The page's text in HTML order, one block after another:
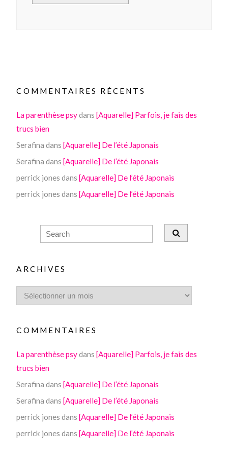
COMMENTAIRES RÉCENTS
La parenthèse psydans[Aquarelle] Parfois, je fais des
trucs bien
Serafina dans[Aquarelle] De l’été Japonais
Serafina dans[Aquarelle] De l’été Japonais
perrick jones dans[Aquarelle] De l’été Japonais
perrick jones dans[Aquarelle] De l’été Japonais
ARCHIVES
COMMENTAIRES
La parenthèse psydans[Aquarelle] Parfois, je fais des
trucs bien
Serafina dans[Aquarelle] De l’été Japonais
Serafina dans[Aquarelle] De l’été Japonais
perrick jones dans[Aquarelle] De l’été Japonais
perrick jones dans[Aquarelle] De l’été Japonais